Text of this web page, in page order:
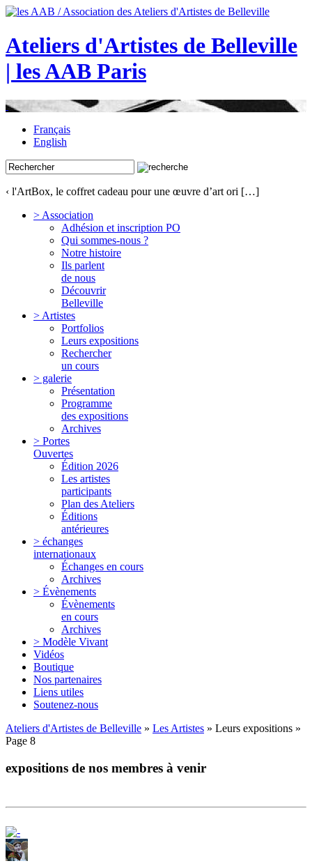
Ateliers d'Artistes de Belleville
| les AAB Paris
Français
English
‹ l'ArtBox, le coffret cadeau pour une œuvre d’art ori […]
> Association
Adhésion et inscription PO
Qui sommes-nous ?
Notre histoire
Ils parlent
de nous
Découvrir
Belleville
> Artistes
Portfolios
Leurs expositions
Rechercher
un cours
> galerie
Présentation
Programme
des expositions
Archives
> Portes
Ouvertes
Édition 2026
Les artistes
participants
Plan des Ateliers
Éditions
antérieures
> échanges
internationaux
Échanges en cours
Archives
> Évènements
Évènements
en cours
Archives
> Modèle Vivant
Vidéos
Boutique
Nos partenaires
Liens utiles
Soutenez-nous
Ateliers d'Artistes de Belleville » Les Artistes » Leurs expositions »
Page 8
expositions de nos membres à venir